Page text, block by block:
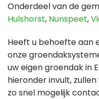
Onderdeel van de
Hulshorst, Nunspeet,
Heeft u behoefte
onze
uw eigen groendak in
hieronder invult,
zo snel mogelijk